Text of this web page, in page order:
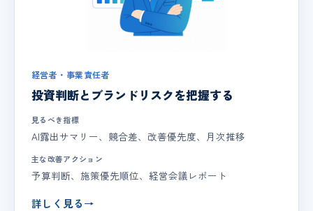
経営者・事業責任者
投資判断とブランドリスクを把握する
見るべき指標
AI露出サマリー、競合差、改善優先度、月次推移
主な改善アクション
予算判断、施策優先順位、経営会議レポート
詳しく見る→